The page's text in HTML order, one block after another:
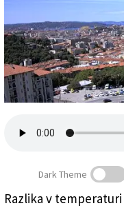
Uredništvo
Oglasi
Založnik
Dark Theme
Razlika v